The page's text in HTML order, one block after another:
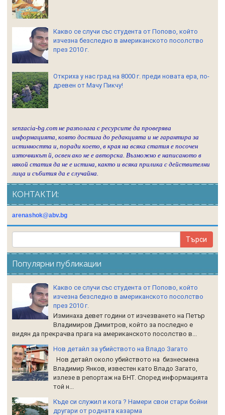
Какво се случи със студента от Попово, който
изчезна безследно в американското посолство
през 2010 г.
Откриха у нас град на 8000 г. преди новата ера, по-
древен от Мачу Пикчу!
senzacia-bg.com не разполага с ресурсите да проверява
информацията, която достига до редакцията и не гарантира за
истинността и, поради което, в края на всяка статия е посочен
източникът й, освен ако не е авторска. Възможно е написаното в
някой статия да не е истина, както и всяка прилика с действителни
лица и събития да е случайна.
КОНТАКТИ:
arenashok@abv.bg
Популярни публикации
Какво се случи със студента от Попово, който
изчезна безследно в американското посолство
през 2010 г.
Изминаха девет години от изчезването на Петър
Владимиров Димитров, който за последно е
видян да прекрачва прага на американското посолство в...
Нов детайл за убийството на Владо Загато
Нов детайл около убийството на бизнесмена
Владимир Янков, известен като Владо Загато,
излезе в репортаж на БНТ. Според информацията
той н...
Къде си служил и кога ? Намери свои стари бойни
другари от родната казарма